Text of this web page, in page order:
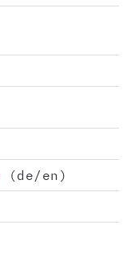
(de/en)